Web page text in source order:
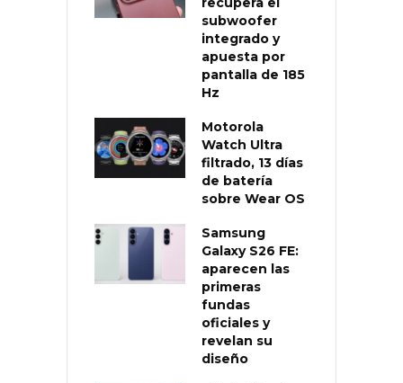
subwoofer
integrado y
apuesta por
pantalla de 185
Hz
Motorola
Watch Ultra
filtrado, 13 días
de batería
sobre Wear OS
Samsung
Galaxy S26 FE:
aparecen las
primeras
fundas
oficiales y
revelan su
diseño